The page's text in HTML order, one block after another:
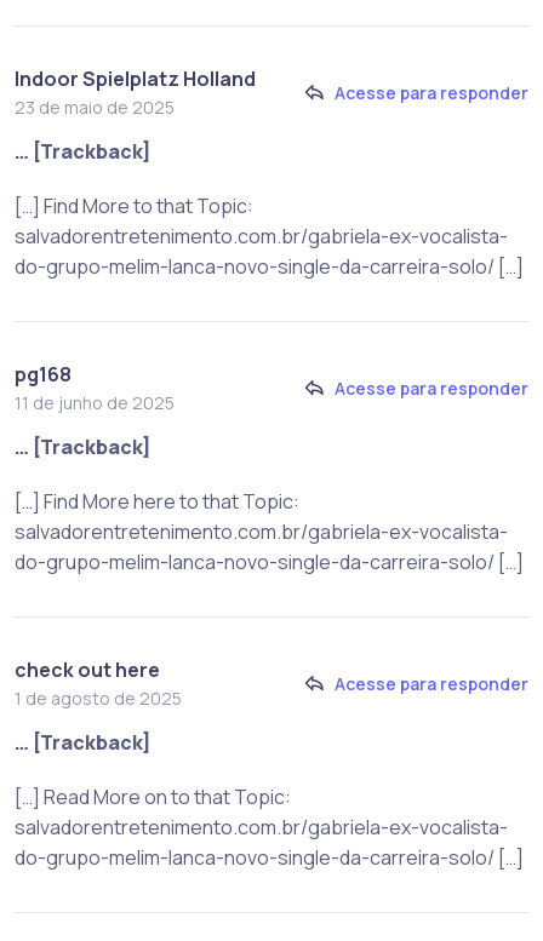
Indoor Spielplatz Holland
23 de maio de 2025
Acesse para responder
… [Trackback]
[…] Find More to that Topic:
salvadorentretenimento.com.br/gabriela-ex-vocalista-
do-grupo-melim-lanca-novo-single-da-carreira-solo/ […]
pg168
11 de junho de 2025
Acesse para responder
… [Trackback]
[…] Find More here to that Topic:
salvadorentretenimento.com.br/gabriela-ex-vocalista-
do-grupo-melim-lanca-novo-single-da-carreira-solo/ […]
check out here
1 de agosto de 2025
Acesse para responder
… [Trackback]
[…] Read More on to that Topic:
salvadorentretenimento.com.br/gabriela-ex-vocalista-
do-grupo-melim-lanca-novo-single-da-carreira-solo/ […]